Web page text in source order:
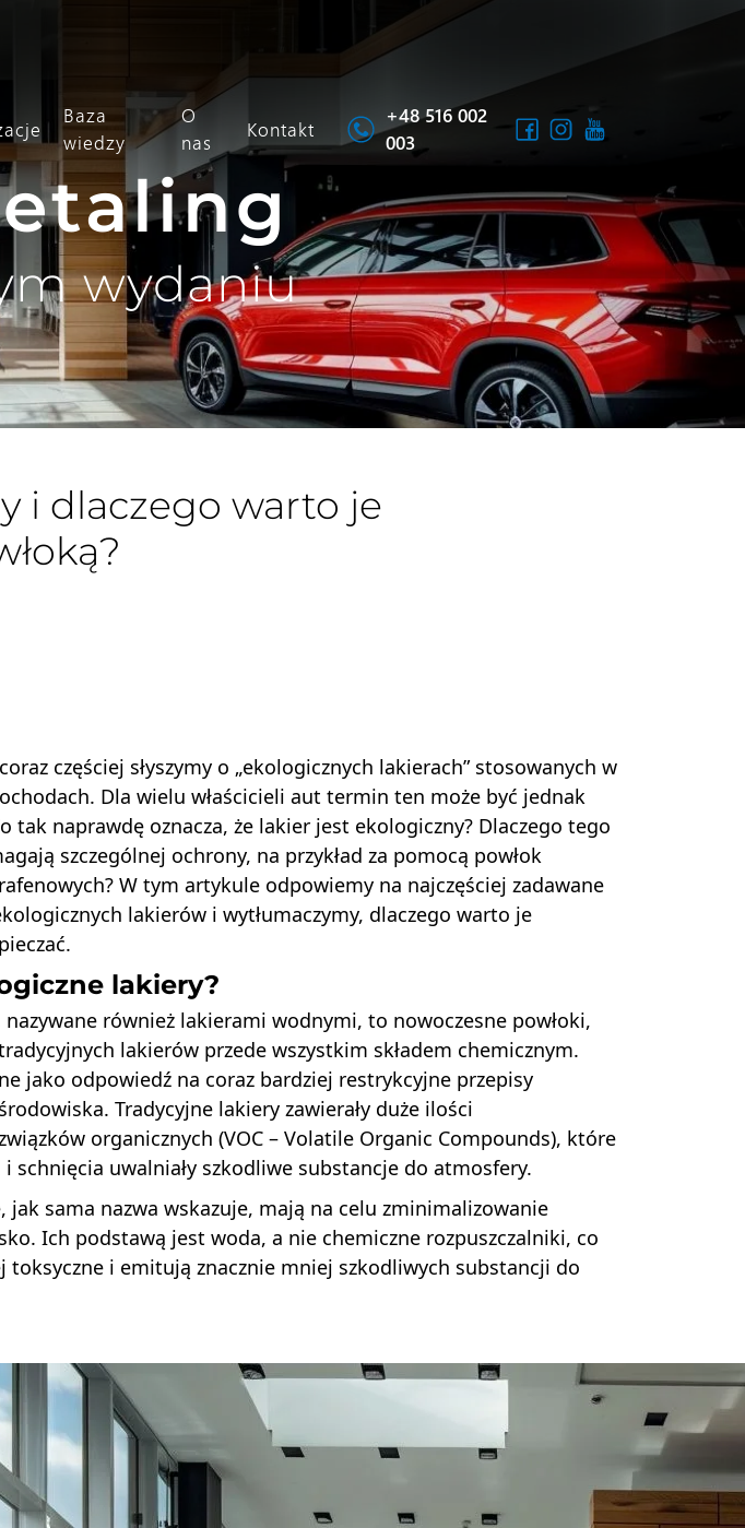
Baza
wiedzy
O
nas
Kontakt
+48 516 002
003
wydaniu
i dlaczego warto je
częściej słyszymy o „ekologicznych lakierach” stosowanych w
Dla wielu właścicieli aut termin ten może być jednak
tak naprawdę oznacza, że lakier jest ekologiczny? Dlaczego tego
szczególnej ochrony, na przykład za pomocą powłok
W tym artykule odpowiemy na najczęściej zadawane
lakierów i wytłumaczymy, dlaczego warto je
lakiery?
również lakierami wodnymi, to nowoczesne powłoki,
lakierów przede wszystkim składem chemicznym.
jako odpowiedź na coraz bardziej restrykcyjne przepisy
Tradycyjne lakiery zawierały duże ilości
organicznych (VOC – Volatile Organic Compounds), które
schnięcia uwalniały szkodliwe substancje do atmosfery.
jak sama nazwa wskazuje, mają na celu zminimalizowanie
Ich podstawą jest woda, a nie chemiczne rozpuszczalniki, co
toksyczne i emitują znacznie mniej szkodliwych substancji do